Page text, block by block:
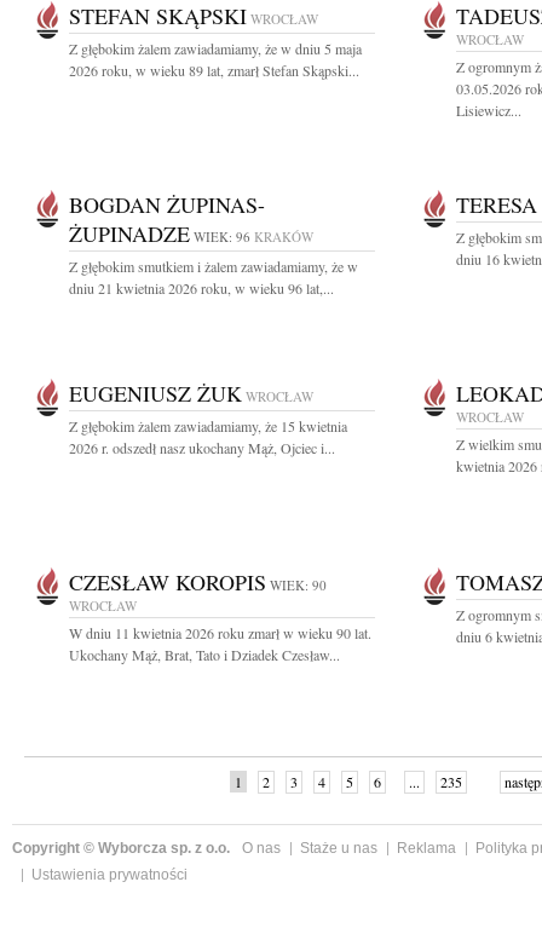
STEFAN SKĄPSKI WROCŁAW
Z głębokim żalem zawiadamiamy, że w dniu 5 maja
2026 roku, w wieku 89 lat, zmarł Stefan Skąpski...
WROCŁAW
Z ogromnym
03.05.2026
Lisiewicz...
BOGDAN ŻUPINAS-
ŻUPINADZE WIEK: 96 KRAKÓW
Z głębokim smutkiem i żalem zawiadamiamy, że w
dniu 21 kwietnia 2026 roku, w wieku 96 lat,...
Z głębokim
dniu 16
EUGENIUSZ ŻUK WROCŁAW
Z głębokim żalem zawiadamiamy, że 15 kwietnia
2026 r. odszedł nasz ukochany Mąż, Ojciec i...
WROCŁAW
Z wielkim
kwietnia 2026
CZESŁAW KOROPIS WIEK: 90
WROCŁAW
W dniu 11 kwietnia 2026 roku zmarł w wieku 90 lat.
Ukochany Mąż, Brat, Tato i Dziadek Czesław...
Z ogromnym
dniu 6
1 2 3 4 5 6 ... 235
Copyright © Wyborcza sp. z o.o. O nas Staże u nas Reklama
Polityka
Ustawienia prywatności